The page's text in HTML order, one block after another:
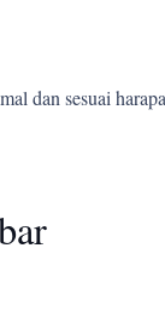
dan sesuai